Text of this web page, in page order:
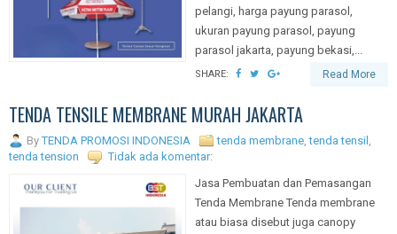
pelangi, harga payung parasol,
ukuran payung parasol, payung
parasol jakarta, payung bekasi,...
SHARE: Read More
TENDA TENSILE MEMBRANE MURAH JAKARTA
ByTENDA PROMOSI INDONESIA tenda membrane,tenda tensil ,
tenda tension
Tidak ada komentar:
Jasa Pembuatan dan Pemasangan
Tenda Membrane Tenda membrane
atau biasa disebut juga canopy